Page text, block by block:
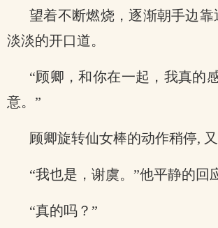
望着不断燃烧，逐渐朝手边靠
淡淡的开口道。
“顾卿，和你在一起，我真的
意。”
顾卿旋转仙女棒的动作稍停, 又
“我也是，谢虞。”他平静的回
“真的吗？”